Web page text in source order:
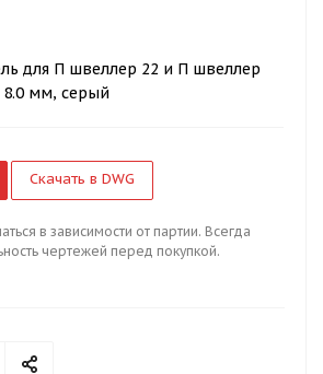
для П швеллер 22 и П швеллер
8.0 мм, серый
Скачать в DWG
в зависимости от партии. Всегда
чертежей перед покупкой.